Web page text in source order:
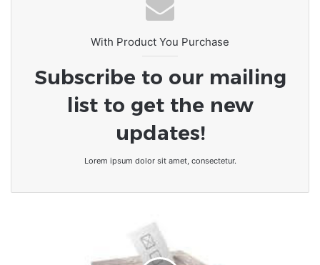
de l’immobilier et de l’habitat
With Product You Purchase
Subscribe to our mailing
list to get the new
updates!
Lorem ipsum dolor sit amet, consectetur.